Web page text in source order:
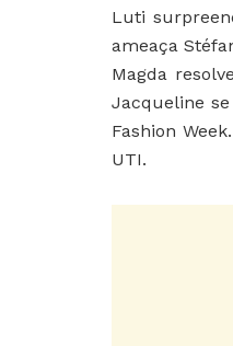
Luti
ameaça
Magda
Jacqueline
Fashion
UTI.